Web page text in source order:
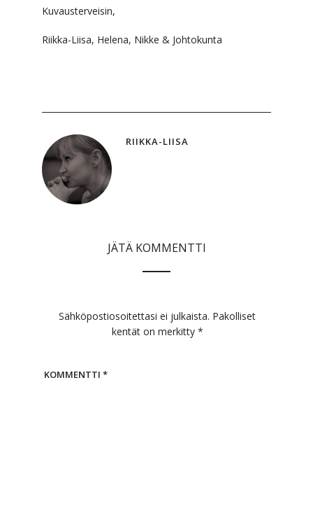
Kuvausterveisin,
Riikka-Liisa, Helena, Nikke & Johtokunta
RIIKKA-LIISA
JÄTÄ KOMMENTTI
Sähköpostiosoitettasi ei julkaista. Pakolliset
kentät on merkitty *
KOMMENTTI *